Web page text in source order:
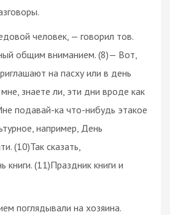
человек, — говорил тов.
общим вниманием. (8)— Вот,
на пасху или в день
знаете ли, эти дни вроде как
подавай-ка что-нибудь этакое
например, День
(10)Так сказать,
книги. (11)Праздник книги и
поглядывали на хозяина.